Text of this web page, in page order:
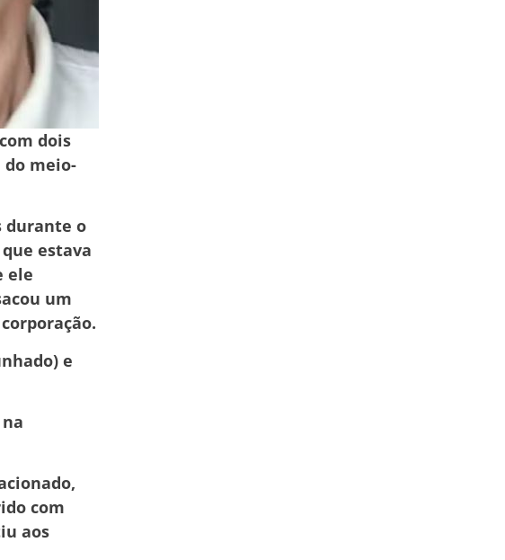
dois
meio-
durante o
estava
ele
um
e
com
aos